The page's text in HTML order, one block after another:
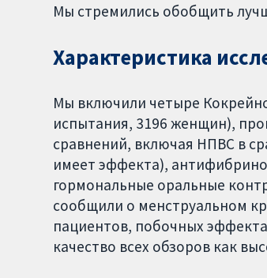
Мы стремились обобщить
Характеристика
Мы включили четыре
испытания, 3196 женщин),
сравнений, включая НПВС в
имеет эффекта),
гормональные оральные
сообщили о менструальном
пациентов, побочных
качество всех обзоров как